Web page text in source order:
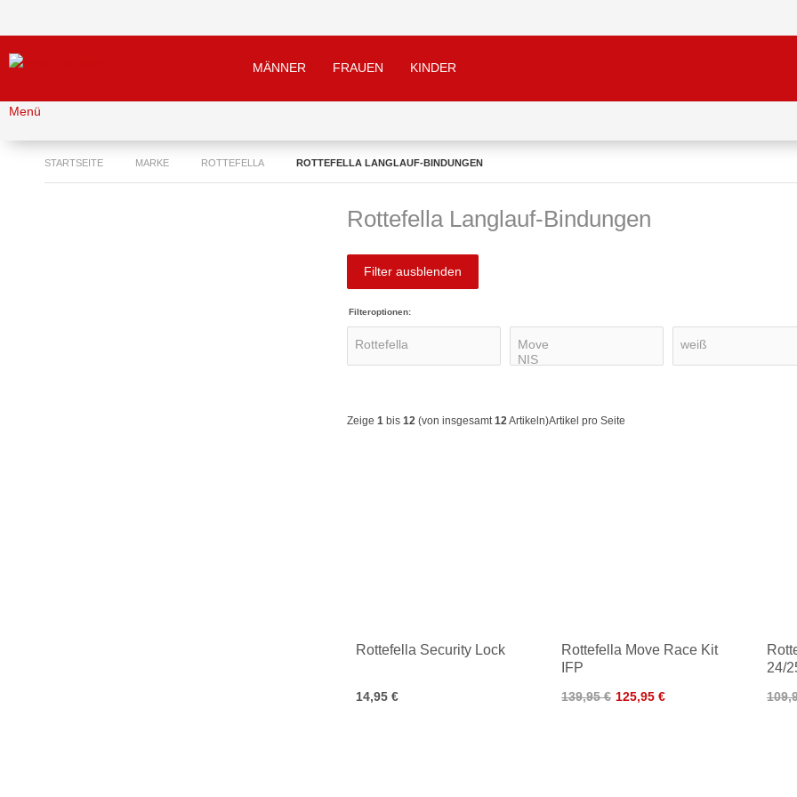
MÄNNER FRAUEN KINDER
Menü
STARTSEITE MARKE ROTTEFELLA ROTTEFELLA LANGLAUF-BINDUNGEN
Rottefella Langlauf-Bindungen
Filter ausblenden
Filteroptionen:
Zeige 1 bis 12 (von insgesamt12Artikeln)Artikel pro Seite
Rottefella Security Lock
14,95 €
Rottefella Move Race Kit
IFP
139,95 € 125,95 €
24/